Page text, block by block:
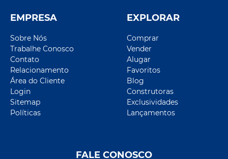
EMPRESA
Sobre Nós
Trabalhe Conosco
Contato
Relacionamento
Área do Cliente
Login
Sitemap
Políticas
EXPLORAR
Comprar
Vender
Alugar
Favoritos
Blog
Construtoras
Exclusividades
Lançamentos
FALE CONOSCO